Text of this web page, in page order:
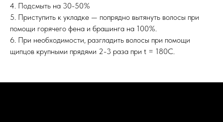
4. Подсмыть на 30-50%
5. Приступить к укладке — попрядно вытянуть волосы при
помощи горячего фена и брашинга на 100%.
6. При необходимости, разгладить волосы при помощи
щипцов крупными прядями 2-3 раза при t = 180С.